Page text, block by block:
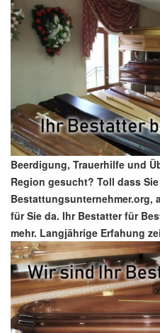
Beerdigung, Trauerhilfe und
Region gesucht? Toll dass
Bestattungsunternehmer.org,
für Sie da. Ihr Bestatter für
mehr. Langjährige Erfahung